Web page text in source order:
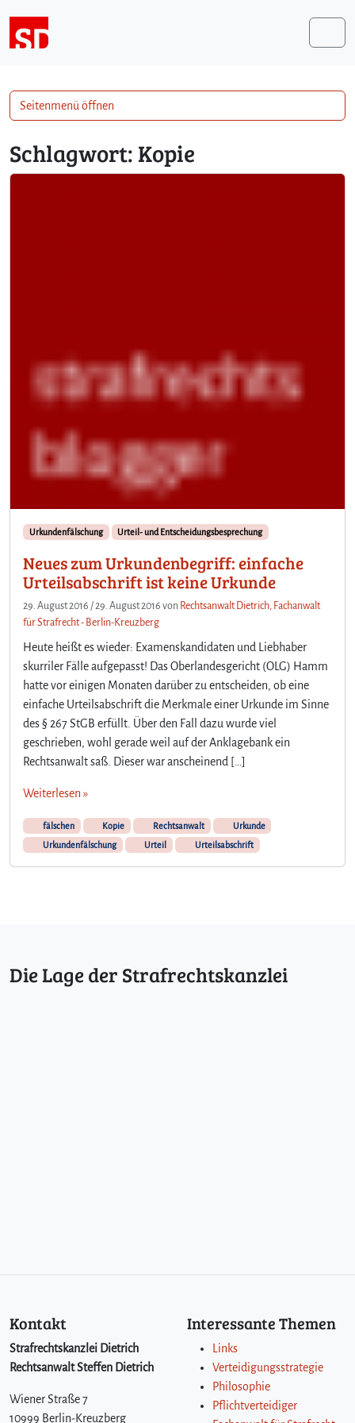
Schlagwort: Kopie
Urkundenfälschung Urteil- und Entscheidungsbesprechung
Neues zum Urkundenbegriff: einfache
Urteilsabschrift ist keine Urkunde
29. August 2016 /29. August 2016 von Rechtsanwalt Dietrich, Fachanwalt
für Strafrecht - Berlin-Kreuzberg
Heute heißt es wieder: Examenskandidaten und Liebhaber
skurriler Fälle aufgepasst! Das Oberlandesgericht (OLG) Hamm
hatte vor einigen Monaten darüber zu entscheiden, ob eine
einfache Urteilsabschrift die Merkmale einer Urkunde im Sinne
des § 267 StGB erfüllt. Über den Fall dazu wurde viel
geschrieben, wohl gerade weil auf der Anklagebank ein
Rechtsanwalt saß. Dieser war anscheinend […]
Weiterlesen »
fälschen Kopie Rechtsanwalt
Urkunde
Urkundenfälschung
Urteil Urteilsabschrift
Seitenmenü öffnen
Die Lage der Strafrechtskanzlei
Kontakt
Strafrechtskanzlei Dietrich
Rechtsanwalt Steffen Dietrich
Wiener Straße 7
10999 Berlin-Kreuzberg
Interessante Themen
Links
Verteidigungsstrategie
Philosophie
Pflichtverteidiger